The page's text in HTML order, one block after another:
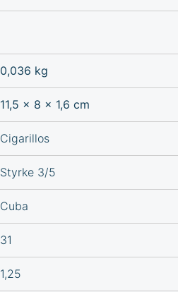
0,036 kg
11,5 × 8 × 1,6 cm
Cigarillos
Styrke 3/5
Cuba
31
1,25